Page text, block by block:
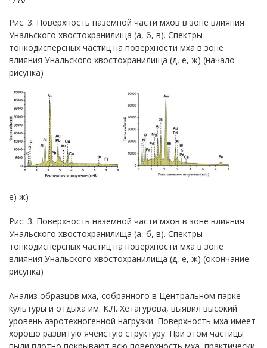
Рис. 3. Поверхность наземной части мхов в зоне влияния
Унальского хвостохранилища (а, б, в). Спектры
тонкодисперсных частиц на поверхности мха в зоне
влияния Унальского хвостохранилища (д, е, ж) (начало
рисунка)
е) ж)
Рис. 3. Поверхность наземной части мхов в зоне влияния
Унальского хвостохранилища (а, б, в). Спектры
тонкодисперсных частиц на поверхности мха в зоне
влияния Унальского хвостохранилища (д, е, ж) (окончание
рисунка)
Анализ образцов мха, собранного в Центральном парке
культуры и отдыха им. К.Л. Хетагурова, выявил высокий
уровень аэротехногенной нагрузки. Поверхность мха имеет
хорошо развитую ячеистую структуру. При этом частицы